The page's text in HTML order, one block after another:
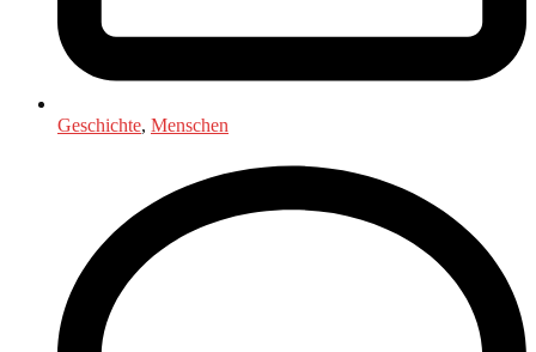
Geschichte, Menschen